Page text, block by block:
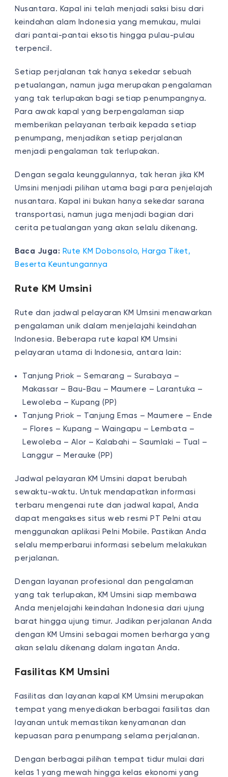
Nusantara. Kapal ini telah menjadi saksi bisu dari
keindahan alam Indonesia yang memukau, mulai
dari pantai-pantai eksotis hingga pulau-pulau
terpencil.
Setiap perjalanan tak hanya sekedar sebuah
petualangan, namun juga merupakan pengalaman
yang tak terlupakan bagi setiap penumpangnya.
Para awak kapal yang berpengalaman siap
memberikan pelayanan terbaik kepada setiap
penumpang, menjadikan setiap perjalanan
menjadi pengalaman tak terlupakan.
Dengan segala keunggulannya, tak heran jika KM
Umsini menjadi pilihan utama bagi para penjelajah
nusantara. Kapal ini bukan hanya sekedar sarana
transportasi, namun juga menjadi bagian dari
cerita petualangan yang akan selalu dikenang.
Baca Juga: Rute KM Dobonsolo, Harga Tiket,
Beserta Keuntungannya
Rute KM Umsini
Rute dan jadwal pelayaran KM Umsini menawarkan
pengalaman unik dalam menjelajahi keindahan
Indonesia. Beberapa rute kapal KM Umsini
pelayaran utama di Indonesia, antara lain:
Tanjung Priok – Semarang – Surabaya –
Makassar – Bau-Bau – Maumere – Larantuka –
Lewoleba – Kupang (PP)
Tanjung Priok – Tanjung Emas – Maumere – Ende
– Flores – Kupang – Waingapu – Lembata –
Lewoleba – Alor – Kalabahi – Saumlaki – Tual –
Langgur – Merauke (PP)
Jadwal pelayaran KM Umsini dapat berubah
sewaktu-waktu. Untuk mendapatkan informasi
terbaru mengenai rute dan jadwal kapal, Anda
dapat mengakses situs web resmi PT Pelni atau
menggunakan aplikasi Pelni Mobile. Pastikan Anda
selalu memperbarui informasi sebelum melakukan
perjalanan.
Dengan layanan profesional dan pengalaman
yang tak terlupakan, KM Umsini siap membawa
Anda menjelajahi keindahan Indonesia dari ujung
barat hingga ujung timur. Jadikan perjalanan Anda
dengan KM Umsini sebagai momen berharga yang
akan selalu dikenang dalam ingatan Anda.
Fasilitas KM Umsini
Fasilitas dan layanan kapal KM Umsini merupakan
tempat yang menyediakan berbagai fasilitas dan
layanan untuk memastikan kenyamanan dan
kepuasan para penumpang selama perjalanan.
Dengan berbagai pilihan tempat tidur mulai dari
kelas 1 yang mewah hingga kelas ekonomi yang